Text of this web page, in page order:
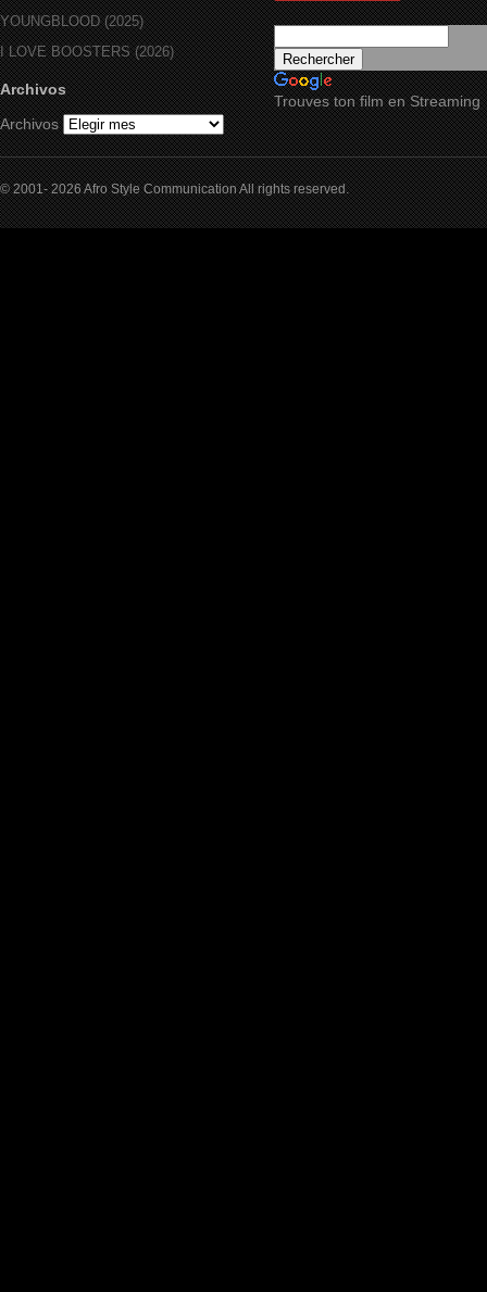
YOUNGBLOOD (2025)
I LOVE BOOSTERS (2026)
Archivos
Archivos
Trouves ton film en Streaming
© 2001- 2026 Afro Style Communication All rights reserved.